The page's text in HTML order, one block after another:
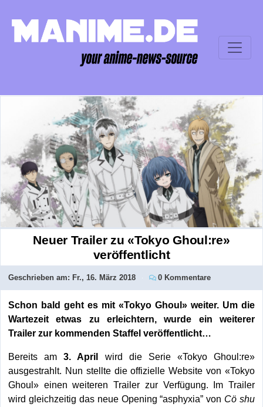
Neuer Trailer zu «Tokyo Ghoul:re»
veröffentlicht
Geschrieben am: Fr., 16. März 2018 0 Kommentare
Schon bald geht es mit «Tokyo Ghoul» weiter. Um die
Wartezeit etwas zu erleichtern, wurde ein weiterer
Trailer zur kommenden Staffel veröffentlicht…
Bereits am3. April wird die Serie «Tokyo Ghoul:re»
ausgestrahlt. Nun stellte die offizielle Website von «Tokyo
Ghoul» einen weiteren Trailer zur Verfügung. Im Trailer
wird gleichzeitig das neue Opening “asphyxia” von Cö shu